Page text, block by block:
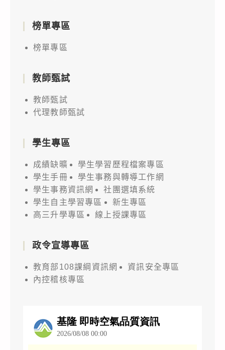
榜單專區
榜單專區
教師甄試
教師甄試
代理教師甄試
學生專區
成績缺曠
學生學習歷程檔案專區
學生手冊
學生事務與轉導工作網
學生事務資訊網
社團選填系統
學生自主學習專區
新生專區
高三升學專區
線上授課專區
政令宣導專區
教育部108課綱資訊網
資訊安全專區
內控稽核專區